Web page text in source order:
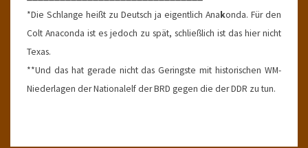
*Die Schlange heißt zu Deutsch ja eigentlich Anakonda. Für den
Colt Anaconda ist es jedoch zu spät, schließlich ist das hier nicht
Texas.
**Und das hat gerade nicht das Geringste mit historischen WM-
Niederlagen der Nationalelf der BRD gegen die der DDR zu tun.